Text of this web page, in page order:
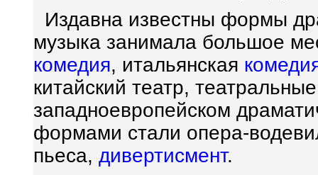
Издавна известны формы
музыка занимала большое
комедия, итальянская
китайский театр,
западноевропейском
формами стали опера-
пьеса, дивертисмент.